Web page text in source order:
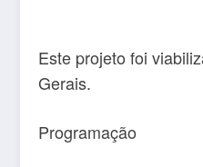
Este projeto foi
Gerais.
Programação